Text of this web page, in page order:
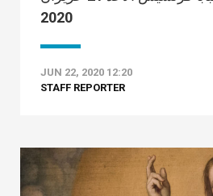
2020
JUN 22, 2020 12:20
STAFF REPORTER